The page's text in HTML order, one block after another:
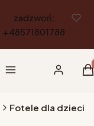
zadzwoń:
+48571801788
Menu Zaloguj się
Fotele dla dzieci